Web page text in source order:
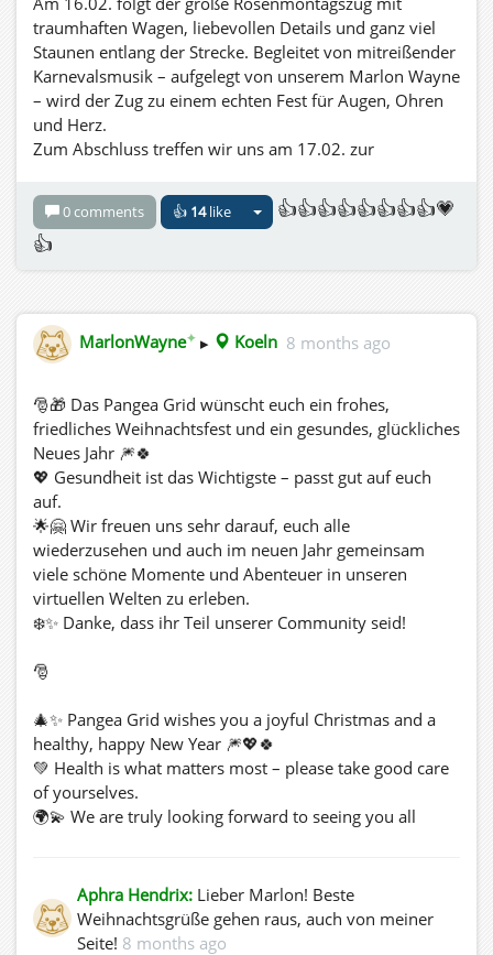
traumhaften Wagen, liebevollen Details und ganz viel
Staunen entlang der Strecke. Begleitet von mitreißender
Karnevalsmusik – aufgelegt von unserem Marlon Wayne
– wird der Zug zu einem echten Fest für Augen, Ohren
und Herz.
Zum Abschluss treffen wir uns am 17.02. zur
Karneval und freuen uns schon jetzt auf das nächste
Wiedersehen am 11.11.
ALAAF – wir freuen uns auf euch!
Ihr seid alle herzlich willkommen. Kommt vorbei, feiert
seiner Lebensfreude. 🎭✨
It’s that time again: Pangea Grid celebrates Cologne
Carnival!
Under the motto “ALAAF – Mer dun et för Kölle”, we
celebrate 20 years of Cologne Carnival in virtual life –
wow, what an anniversary!
The festivities kick off on February 12 with the big
Carnival party at the Funkhaus in Cologne, featuring DJ
Marlon Wayne, DJane Loru, and DJane Marina – three
DJs from three grids for an unforgettable night. Put on
your most beautiful and creative costumes: it will be
colorful, joyful, and simply magical.
On February 16, the grand Rosenmontag parade
follows, with dreamlike floats, loving details, and plenty
to marvel at along the route. Accompanied by rousing
Carnival music – played by our Marlon Wayne – the
To close the celebrations, we meet on February 17 for
the Nubbel burning, bid farewell to Carnival together,
and already look forward to the next reunion on
November 11.
ALAAF – we’re looking forward to seeing you!
spirit. 🎭✨
0 comments 👍 14like
👍👍👍👍👍👍👍👍💗
👍
MarlonWayne✦ ▸ Koeln 8 months ago
🎅🎁 Das Pangea Grid wünscht euch ein frohes,
friedliches Weihnachtsfest und ein gesundes, glückliches
Neues Jahr 🎆🍀
💖 Gesundheit ist das Wichtigste – passt gut auf euch
auf.
🌟🤗 Wir freuen uns sehr darauf, euch alle
wiederzusehen und auch im neuen Jahr gemeinsam
viele schöne Momente und Abenteuer in unseren
virtuellen Welten zu erleben.
❄️✨ Danke, dass ihr Teil unserer Community seid!
🎅
🎄✨ Pangea Grid wishes you a joyful Christmas and a
healthy, happy New Year 🎆💖🍀
💚 Health is what matters most – please take good care
of yourselves.
🌍💫 We are truly looking forward to seeing you all
🎁🎉 Thank you for being part of our community!
🎅
Aphra Hendrix: Lieber Marlon! Beste
Weihnachtsgrüße gehen raus, auch von meiner
Seite! 8 months ago